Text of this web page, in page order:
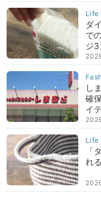
ダ
で
ジ3
し
確
イ
「
れ